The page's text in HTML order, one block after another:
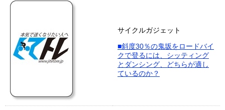
サイクルガジェット
■斜度30％の鬼坂をロードバイ
クで登るには、シッティング
とダンシング、どちらが適し
ているのか？